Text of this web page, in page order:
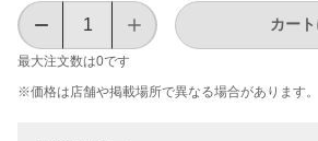
最大注文数は0です
カー
※価格は​店舗や​掲載場所で​異なる​場合が​あります。